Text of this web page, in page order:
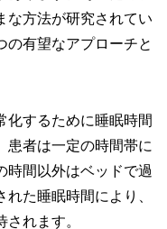
な方法が研究されてい
の有望なアプローチと
化するために睡眠時間
患者は一定の時間帯に
時間以外はベッドで過
た睡眠時間により、
れます。